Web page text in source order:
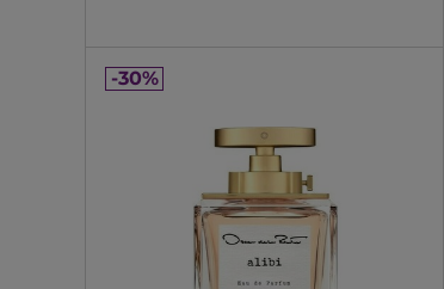
-30%